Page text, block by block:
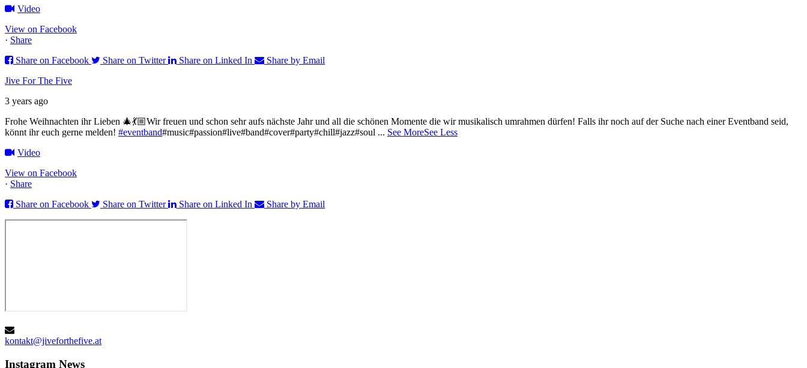
Video
View on Facebook
· Share
Share on Facebook
Share on Twitter Share on Linked In
Share by Email
Jive For The Five
3 years ago
Frohe Weihnachten ihr Lieben 🎄💃🏼Wir freuen und schon sehr aufs nächste Jahr und all die schönen Momente die wir musikalisch umrahmen dürfen! Falls ihr noch auf der Suche nach einer Eventband seid,
könnt ihr euch gerne melden! #eventband#music#passion#live#band#cover#party#chill#jazz#soul ... See MoreSee Less
Video
View on Facebook
· Share
Share on Facebook
Share on Twitter Share on Linked In Share by Email
kontakt@jiveforthefive.at
Instagram News